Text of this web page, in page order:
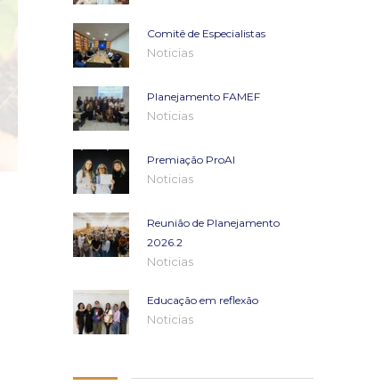
Comitê de Especialistas
Noticias
Planejamento FAMEF
Noticias
Premiação ProAI
Noticias
Reunião de Planejamento
2026.2
Noticias
Educação em reflexão
Noticias